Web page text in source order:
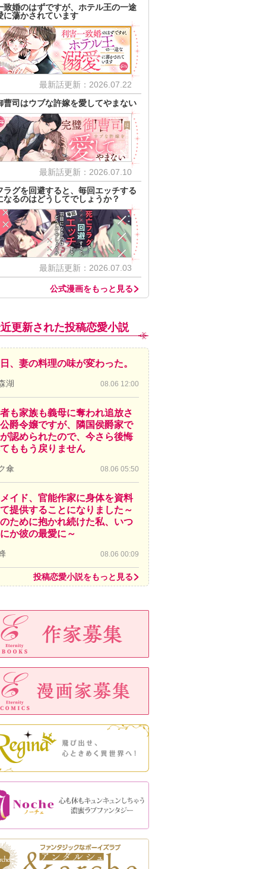
致婚のはずですが、ホテル王の一途
に蕩かされています
最新話更新：2026.07.22
曹司はウブな許嫁を愛してやまない
最新話更新：2026.07.10
ラグを回避すると、毎回エッチする
なるのはどうしてでしょうか？
最新話更新：2026.07.03
公式漫画をもっと見る
更新された投稿恋愛小説
、妻の料理の味が変わった。
湖 08.06 12:00
も家族も義母に奪われ追放さ
爵令嬢ですが、隣国侯爵家で
認められたので、今さら後悔
ももう戻りません
傘 08.06 05:50
イド、官能作家に身体を資料
提供することになりました～
ために抱かれ続けた私、いつ
か彼の最愛に～
08.06 00:09
投稿恋愛小説をもっと見る